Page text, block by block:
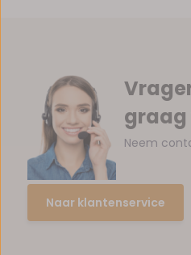
graag
Neem
Naar klantenservice